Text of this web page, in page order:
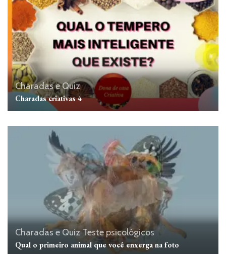
Charadas e Quiz
Charadas criativas 4
Charadas e Quiz Teste psicológicos
Qual o primeiro animal que você enxerga na foto